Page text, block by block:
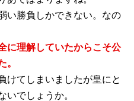
い勝負しかできない。なの
に理解していたからこそ公
。
けてしまいましたが皇にと
いでしょうか。